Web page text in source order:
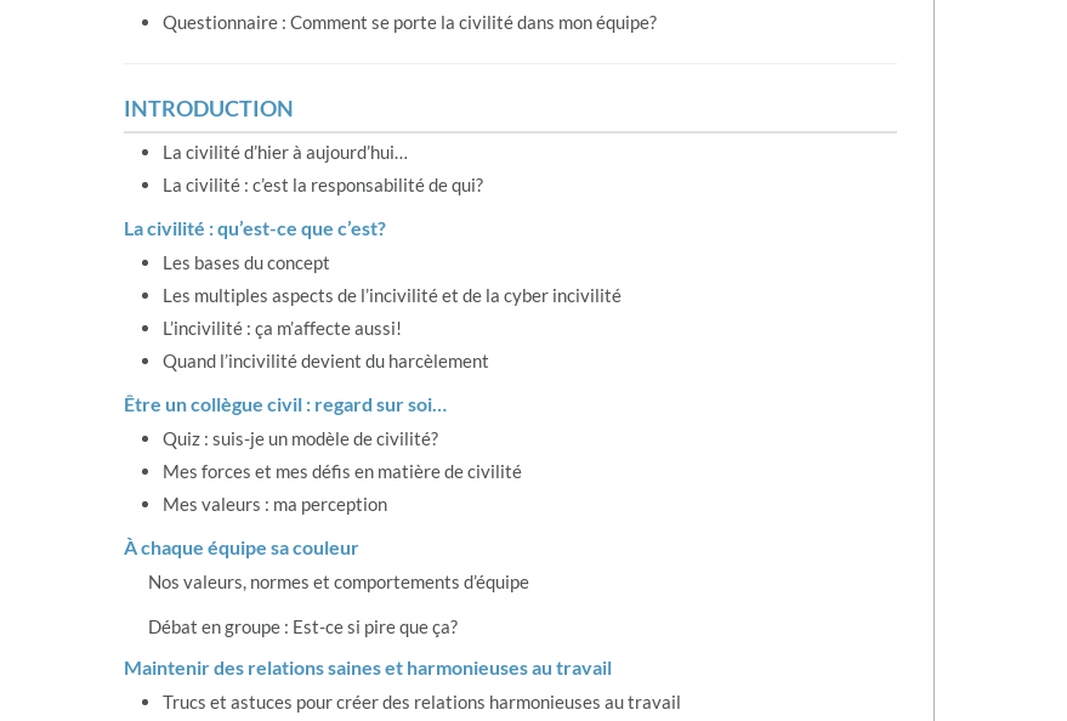
Questionnaire : Comment se porte la civilité dans mon équipe?
INTRODUCTION
La civilité d’hier à aujourd’hui…
La civilité : c’est la responsabilité de qui?
La civilité : qu’est-ce que c’est?
Les bases du concept
Les multiples aspects de l’incivilité et de la cyber incivilité
L’incivilité : ça m’affecte aussi!
Quand l’incivilité devient du harcèlement
Être un collègue civil : regard sur soi…
Quiz : suis-je un modèle de civilité?
Mes forces et mes défis en matière de civilité
Mes valeurs : ma perception
À chaque équipe sa couleur
Nos valeurs, normes et comportements d’équipe
Débat en groupe : Est-ce si pire que ça?
Maintenir des relations saines et harmonieuses au travail
Trucs et astuces pour créer des relations harmonieuses au travail